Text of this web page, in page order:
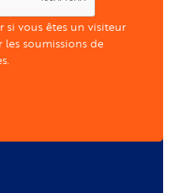
si vous êtes un visiteur
soumissions de